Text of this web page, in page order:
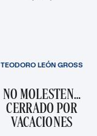
NO MOLESTEN…
CERRADO POR
VACACIONES
TEODORO LEÓN GROSS